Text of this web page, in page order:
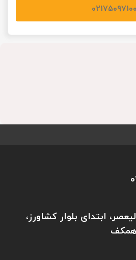
02175097100
ابتدای بلوار کشاورز،